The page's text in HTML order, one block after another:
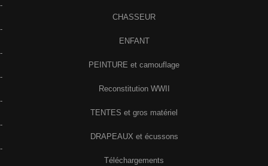
-
CHASSEUR
-
ENFANT
-
PEINTURE et camouflage
-
Reconstitution WWII
-
TENTES et gros matériel
-
DRAPEAUX et écussons
-
Téléchargements